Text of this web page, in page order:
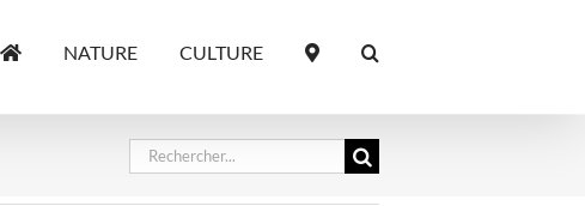
NATURE CULTURE
Rechercher: